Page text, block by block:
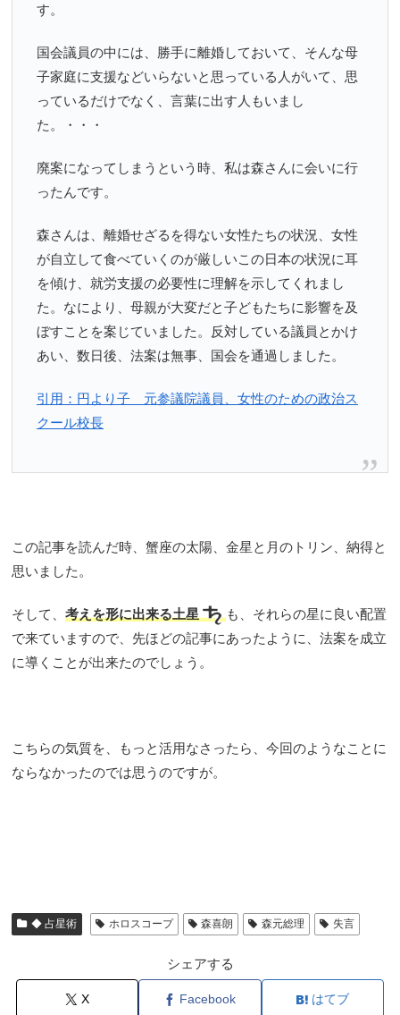
す。
国会議員の中には、勝手に離婚しておいて、そんな母
子家庭に支援などいらないと思っている人がいて、思
っているだけでなく、言葉に出す人もいまし
た。・・・
廃案になってしまうという時、私は森さんに会いに行
ったんです。
森さんは、離婚せざるを得ない女性たちの状況、女性
が自立して食べていくのが厳しいこの日本の状況に耳
を傾け、就労支援の必要性に理解を示してくれまし
た。なにより、母親が大変だと子どもたちに影響を及
ぼすことを案じていました。反対している議員とかけ
あい、数日後、法案は無事、国会を通過しました。
引用：円より子 元参議院議員、女性のための政治ス
クール校長
この記事を読んだ時、蟹座の太陽、金星と月のトリン、納得と
思いました。
そして、 考えを形に出来る土星
も、それらの星に良い配置
で来ていますので、先ほどの記事にあったように、法案を成立
に導くことが出来たのでしょう。
こちらの気質を、もっと活用なさったら、今回のようなことに
ならなかったのでは思うのですが。
◆ 占星術 ホロスコープ 森喜朗 森元総理 失言
シェアする
X Facebook はてブ